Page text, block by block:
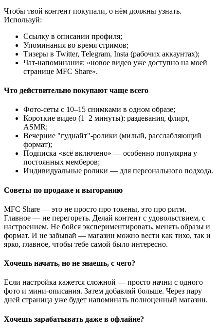
Чтобы твой контент покупали, о нём должны узнать.
Используй:
Ссылку в описании профиля;
Упоминания во время стримов;
Тизеры в Twitter, Telegram, Insta (рабочих аккаунтах);
Чат-напоминания: «новое видео уже доступно на моей
странице MFC Share».
Что действительно покупают чаще всего
Фото-сеты с 10–15 снимками в одном образе;
Короткие видео (1–2 минуты): раздевания, флирт,
ASMR;
Вечерние "гуднайт"-ролики (милый, расслабляющий
формат);
Подписка «всё включено» — особенно популярна у
постоянных мемберов;
Индивидуальные ролики — для персонального подхода.
Советы по продаже и выгоранию
MFC Share — это не просто про токены, это про ритм.
Главное — не перегореть. Делай контент с удовольствием, с
настроением. Не бойся экспериментировать, менять образы и
формат. И не забывай — магазин можно вести как тихо, так и
ярко, главное, чтобы тебе самой было интересно.
Хочешь начать, но не знаешь, с чего?
Если настройка кажется сложной — просто начни с одного
фото и мини-описания. Затем добавляй больше. Через пару
дней страница уже будет напоминать полноценный магазин.
Хочешь зарабатывать даже в офлайне?